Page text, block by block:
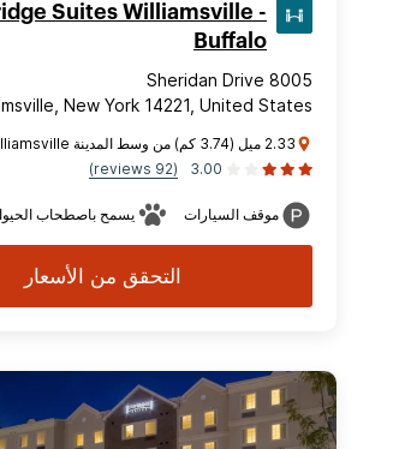
Suites Williamsville -
Buffalo
8005 Sheridan Drive
New York 14221, United States
2.33 ميل (3.74 كم) من وسط المدينة Williamsville
3.00
(92 reviews)
موقف السيارات يسمح باصطحاب
التحقق من الأسعار